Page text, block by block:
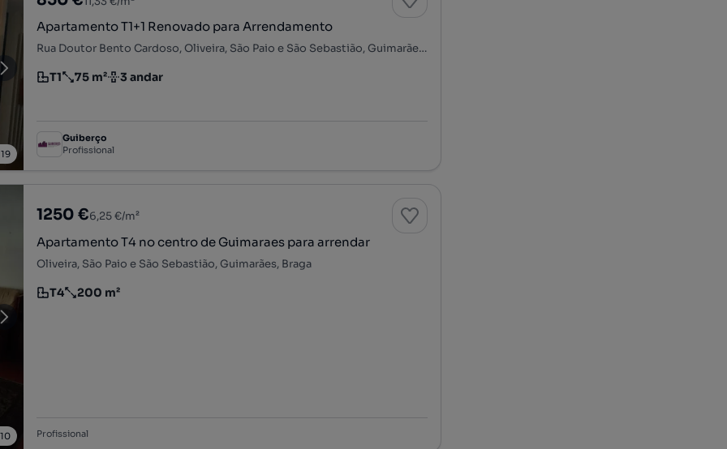
19
Apartamento T1+1 Renovado para Arrendamento
Rua Doutor Bento Cardoso, Oliveira, São Paio e São Sebastião, Guimarães, Braga
Tipologia
T1
Preço por metro quadrado
75 m²
Andar 3 andar
Guiberço
Profissional
10
1250 €6,25 €/m²
Apartamento T4 no centro de Guimaraes para arrendar
Oliveira, São Paio e São Sebastião, Guimarães, Braga
Tipologia
T4
Preço por metro quadrado
200 m²
Profissional